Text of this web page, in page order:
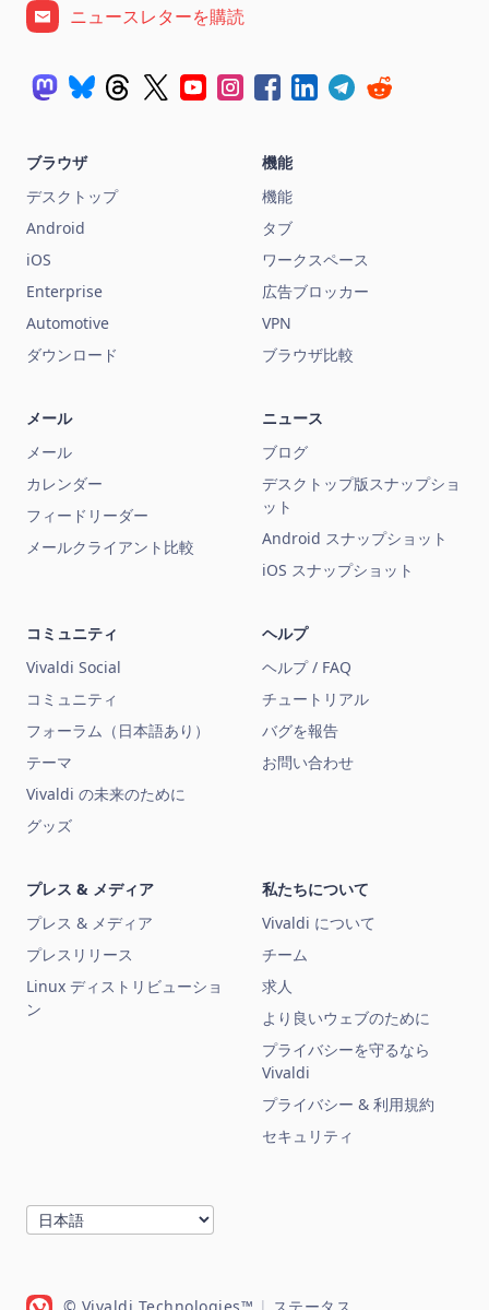
ニュースレターを購読
ブラウザ
デスクトップ
Android
iOS
Enterprise
Automotive
ダウンロード
機能
機能
タブ
ワークスペース
広告ブロッカー
VPN
ブラウザ比較
メール
メール
カレンダー
フィードリーダー
メールクライアント比較
ニュース
ブログ
デスクトップ版スナップショ
ット
Android スナップショット
iOS スナップショット
コミュニティ
Vivaldi Social
コミュニティ
フォーラム（日本語あり）
テーマ
Vivaldi の未来のために
グッズ
ヘルプ
ヘルプ / FAQ
チュートリアル
バグを報告
お問い合わせ
プレス & メディア
プレス & メディア
プレスリリース
Linux ディストリビューショ
ン
私たちについて
Vivaldi について
チーム
求人
より良いウェブのために
プライバシーを守るなら
Vivaldi
プライバシー & 利用規約
セキュリティ